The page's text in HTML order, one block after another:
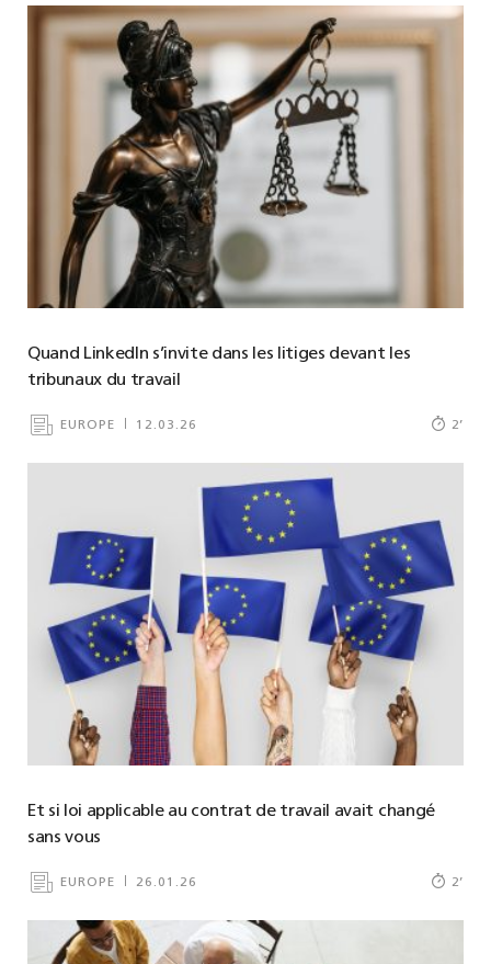
Quand LinkedIn s’invite dans les litiges devant les
tribunaux du travail
EUROPE 12.03.26 2’
Et si loi applicable au contrat de travail avait changé
sans vous
EUROPE 26.01.26 2’